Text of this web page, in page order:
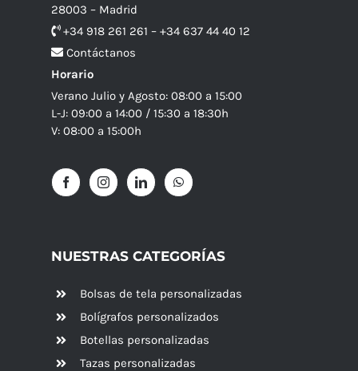
28003 – Madrid
+34 918 261 261 – +34 637 44 40 12
Contáctanos
Horario
Verano Julio y Agosto: 08:00 a 15:00
L-J: 09:00 a 14:00 / 15:30 a 18:30h
V: 08:00 a 15:00h
NUESTRAS CATEGORÍAS
Bolsas de tela personalizadas
Bolígrafos personalizados
Botellas personalizadas
Tazas personalizadas